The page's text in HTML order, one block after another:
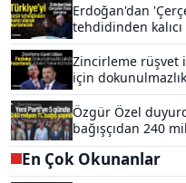
Erdoğan'dan
tehdidinden
Zincirleme rüşvet
için
Özgür Özel
bağışçıdan 240
En Çok Okunanlar